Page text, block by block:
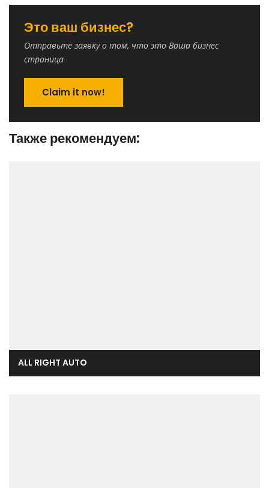
Это ваш бизнес?
Отправьте заявку о том, что это Ваша бизнес
страница
Claim it now!
Также рекомендуем:
ALL RIGHT AUTO